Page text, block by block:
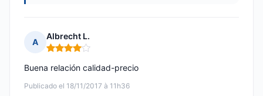
A
Albrecht L.
Nota: 4 de 5
Publicado el 18/11/2017 à 11h36
Buena relación calidad-precio